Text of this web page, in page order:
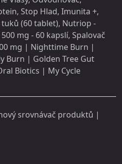
, Stop Hlad, Imunita +,
tuků (60 tablet), Nutriop -
mg - 60 kapslí, Spalovač
mg | Nighttime Burn |
Burn | Golden Tree Gut
Biotics | My Cycle
srovnávač produktů |